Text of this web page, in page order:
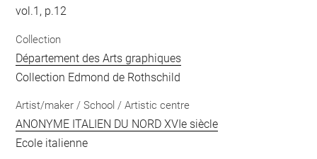
vol.1, p.12
Collection
Département des Arts graphiques
Collection Edmond de Rothschild
Artist/maker / School / Artistic centre
ANONYME ITALIEN DU NORD XVIe siècle
Ecole italienne